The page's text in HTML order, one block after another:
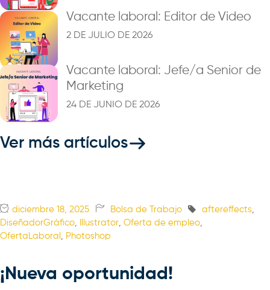
diciembre 18, 2025 Bolsa de Trabajo aftereffects,
DiseñadorGráfico, Illustrator, Oferta de empleo,
OfertaLaboral , Photoshop
¡Nueva oportunidad!
Vacante laboral: Editor de Video
2 DE JULIO DE 2026
Vacante laboral: Jefe/a Senior de
Marketing
24 DE JUNIO DE 2026
Ver más artículos